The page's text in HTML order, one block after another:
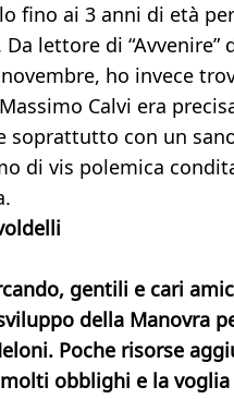
fino ai 3 anni di età
lettore di “Avvenire”
ho invece
Calvi era
soprattutto con un
di vis polemica
gentili e cari
della Manovra
Poche risorse
obblighi e la